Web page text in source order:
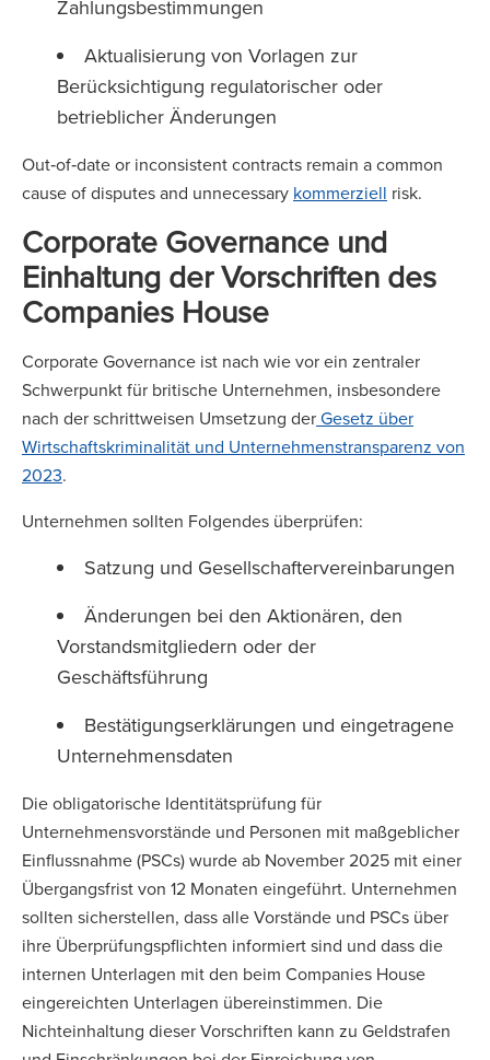
Zahlungsbestimmungen
Aktualisierung von Vorlagen zur
Berücksichtigung regulatorischer oder
betrieblicher Änderungen
Out‑of‑date or inconsistent contracts remain a common
cause of disputes and unnecessary kommerziell risk.
Corporate Governance und
Einhaltung der Vorschriften des
Companies House
Corporate Governance ist nach wie vor ein zentraler
Schwerpunkt für britische Unternehmen, insbesondere
nach der schrittweisen Umsetzung derGesetz über
Wirtschaftskriminalität und Unternehmenstransparenz von
2023.
Unternehmen sollten Folgendes überprüfen:
Satzung und Gesellschaftervereinbarungen
Änderungen bei den Aktionären, den
Vorstandsmitgliedern oder der
Geschäftsführung
Bestätigungserklärungen und eingetragene
Unternehmensdaten
Die obligatorische Identitätsprüfung für
Unternehmensvorstände und Personen mit maßgeblicher
Einflussnahme (PSCs) wurde ab November 2025 mit einer
Übergangsfrist von 12 Monaten eingeführt. Unternehmen
sollten sicherstellen, dass alle Vorstände und PSCs über
ihre Überprüfungspflichten informiert sind und dass die
internen Unterlagen mit den beim Companies House
eingereichten Unterlagen übereinstimmen. Die
Nichteinhaltung dieser Vorschriften kann zu Geldstrafen